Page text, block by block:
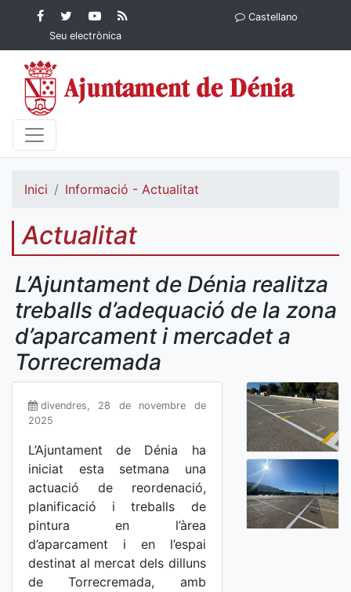
Contingut principalFacebook
Ajuntament de Dénia
Twitter
Ajuntament de
Dénia
YouTube
Ajuntament
de Dénia
Ajuntament
Seu electrònica
Castellano
Inici Informació - Actualitat
Actualitat
L’Ajuntament de Dénia realitza
treballs d’adequació de la zona
d’aparcament i mercadet a
Torrecremada
divendres, 28 de novembre de
2025
L’Ajuntament de Dénia ha
iniciat esta setmana una
actuació de reordenació,
planificació i treballs de
pintura en l’àrea
d’aparcament i en l’espai
destinat al mercat dels dilluns
de Torrecremada, amb